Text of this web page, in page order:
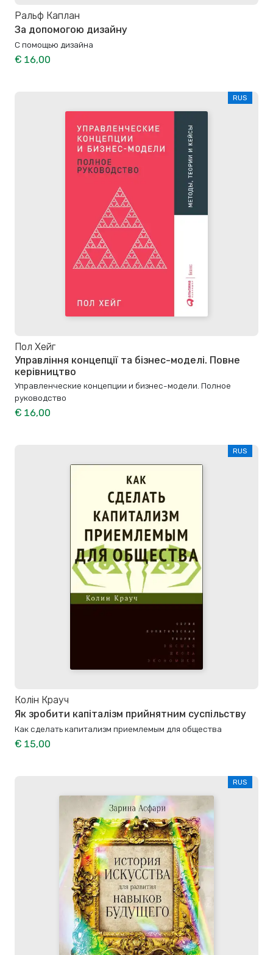
Ральф Каплан
За допомогою дизайну
С помощью дизайна
€ 16,00
RUS
Пол Хейг
Управління концепції та бізнес-моделі. Повне
керівництво
Управленческие концепции и бизнес-модели. Полное
руководство
€ 16,00
RUS
Колін Крауч
Як зробити капіталізм прийнятним суспільству
Как сделать капитализм приемлемым для общества
€ 15,00
RUS